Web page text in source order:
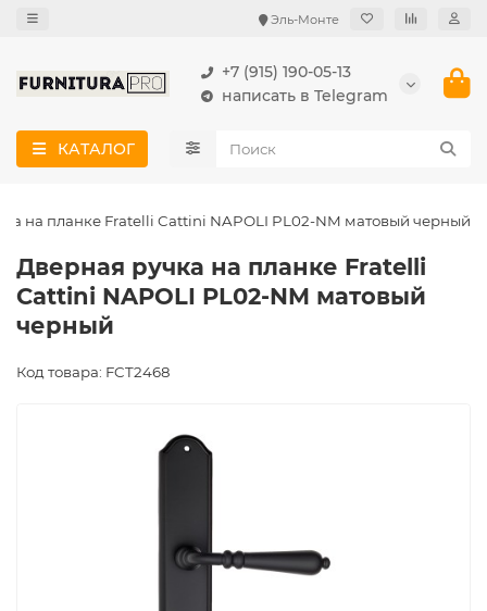
Эль-Монте
+7 (915) 190-05-13
написать в Telegram
КАТАЛОГ
на планке Fratelli Cattini NAPOLI PL02-NM матовый черный
Дверная ручка на планке Fratelli
Cattini NAPOLI PL02-NM матовый
черный
Код товара: FCT2468